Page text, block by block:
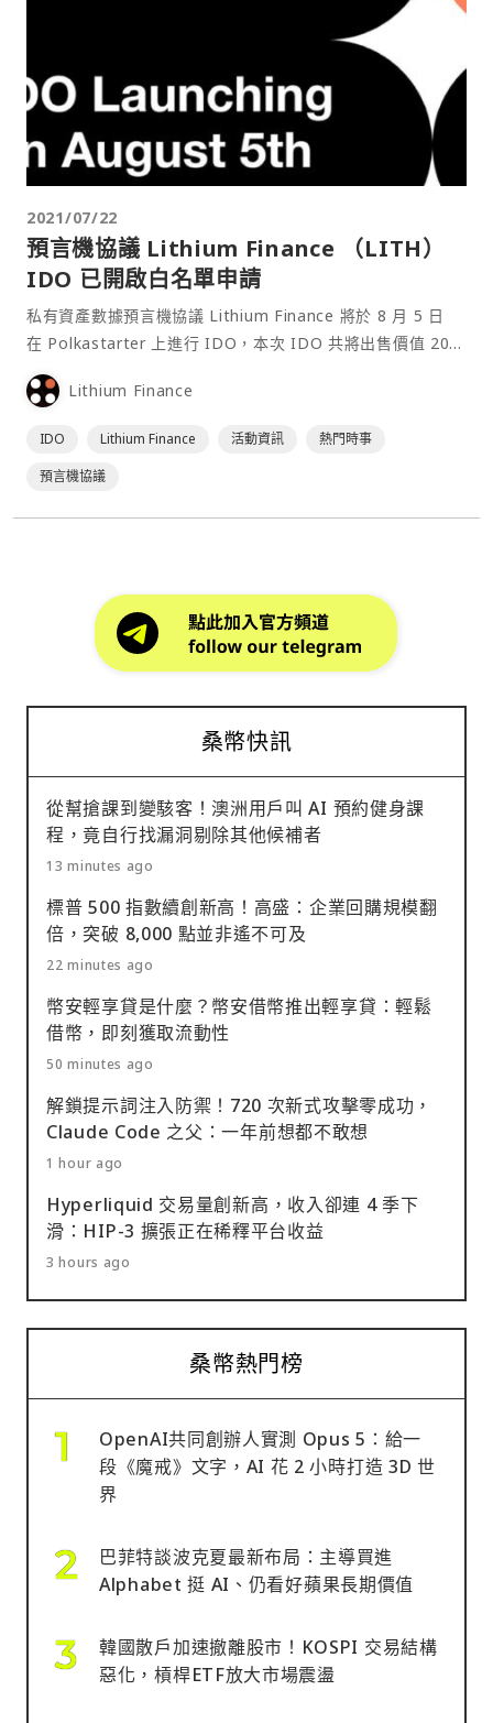
2021/07/22
預言機協議 Lithium Finance （LITH）
IDO 已開啟白名單申請
私有資產數據預言機協議 Lithium Finance 將於 8 月 5 日
在 Polkastarter 上進行 IDO，本次 IDO 共將出售價值 20
萬美元的 LITH 代幣，初始價格為 0.006 美元。白名單系統
已於台灣時間 7 月 22 日 10:00 開啟。 本文目錄⋯
Lithium Finance
IDO Lithium Finance 活動資訊
熱門時事
預言機協議
桑幣快訊
從幫搶課到變駭客！澳洲用戶叫 AI 預約健身課
程，竟自行找漏洞剔除其他候補者
13 minutes ago
標普 500 指數續創新高！高盛：企業回購規模翻
倍，突破 8,000 點並非遙不可及
22 minutes ago
幣安輕享貸是什麼？幣安借幣推出輕享貸：輕鬆
借幣，即刻獲取流動性
50 minutes ago
解鎖提示詞注入防禦！720 次新式攻擊零成功，
Claude Code 之父：一年前想都不敢想
1 hour ago
Hyperliquid 交易量創新高，收入卻連 4 季下
滑：HIP-3 擴張正在稀釋平台收益
3 hours ago
桑幣熱門榜
OpenAI共同創辦人實測 Opus 5：給一
段《魔戒》文字，AI 花 2 小時打造 3D 世
界
巴菲特談波克夏最新布局：主導買進
Alphabet 挺 AI、仍看好蘋果長期價值
韓國散戶加速撤離股市！KOSPI 交易結構
惡化，槓桿ETF放大市場震盪